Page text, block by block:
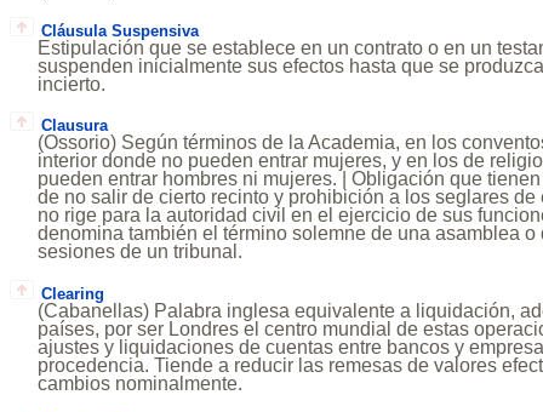
Cláusula Suspensiva
Estipulación que se establece en un contrato o en un
suspenden inicialmente sus efectos hasta que se
incierto.
Clausura
(Ossorio) Según términos de la Academia, en los
interior donde no pueden entrar mujeres, y en los de
pueden entrar hombres ni mujeres. | Obligación que
de no salir de cierto recinto y prohibición a los seglares de
no rige para la autoridad civil en el ejercicio de sus
denomina también el término solemne de una asamblea o
sesiones de un tribunal.
Clearing
(Cabanellas) Palabra inglesa equivalente a liquidación,
países, por ser Londres el centro mundial de estas
ajustes y liquidaciones de cuentas entre bancos y
procedencia. Tiende a reducir las remesas de valores
cambios nominalmente.